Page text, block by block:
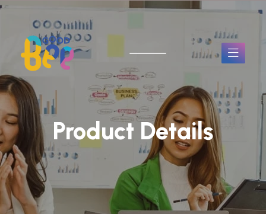
Product Details